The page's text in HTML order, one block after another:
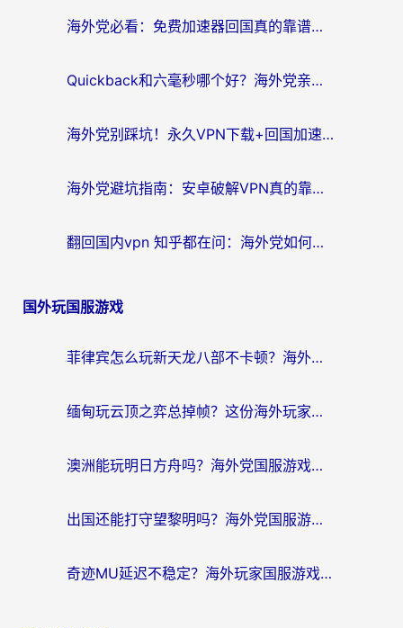
海外党必看：免费加速器回国真的靠谱吗？3步教你选到好用的归雁替代
Quickback和六毫秒哪个好？海外党亲测：选对回国加速器，无缝刷剧办公不再愁
海外党别踩坑！永久VPN下载+回国加速器选择指南，无缝刷国内剧游戏支付
海外党避坑指南：安卓破解VPN真的靠谱吗？教你选对回国加速器无缝刷国内资源
翻回国内vpn 知乎都在问：海外党如何选对加速器，无缝刷剧打游戏？
国外玩国服游戏
菲律宾怎么玩新天龙八部不卡顿？海外党国服游戏加速器终极指南（附欧洲国外玩家实测）
缅甸玩云顶之弈总掉帧？这份海外玩家专属加速器攻略帮你上分
澳洲能玩明日方舟吗？海外党国服游戏畅玩终极指南（附实用加速器选择技巧）
出国还能打守望黎明吗？海外党国服游戏不卡顿的终极解法
奇迹MU延迟不稳定？海外玩家国服游戏加速器终极指南：从卡顿到丝滑的秘密